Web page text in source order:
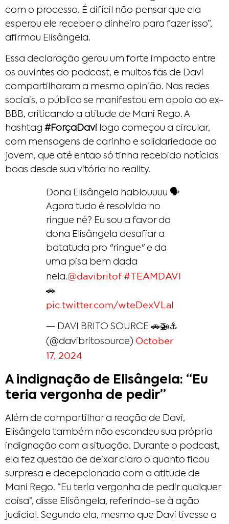
com o processo. É difícil não pensar que ela
esperou ele receber o dinheiro para fazer isso”,
afirmou Elisângela.
Essa declaração gerou um forte impacto entre
os ouvintes do podcast, e muitos fãs de Davi
compartilharam a mesma opinião. Nas redes
sociais, o público se manifestou em apoio ao ex-
BBB, criticando a atitude de Mani Rego. A
hashtag #ForçaDavi logo começou a circular,
com mensagens de carinho e solidariedade ao
jovem, que até então só tinha recebido notícias
boas desde sua vitória no reality.
Dona Elisângela hablouuuu 🗣️
Agora tudo é resolvido no
ringue né? Eu sou a favor da
dona Elisângela desafiar a
batatuda pro "ringue" e da
uma pisa bem dada
nela.@davibritof #TEAMDAVI
🚗
pic.twitter.com/wteDexVLal
— DAVI BRITO SOURCE 🚗🚁⚓
(@davibritosource) October
17, 2024
A indignação de Elisângela: “Eu
teria vergonha de pedir”
Além de compartilhar a reação de Davi,
Elisângela também não escondeu sua própria
indignação com a situação. Durante o podcast,
ela fez questão de deixar claro o quanto ficou
surpresa e decepcionada com a atitude de
Mani Rego. “Eu teria vergonha de pedir qualquer
coisa”, disse Elisângela, referindo-se à ação
judicial. Segundo ela, mesmo que Davi tivesse a